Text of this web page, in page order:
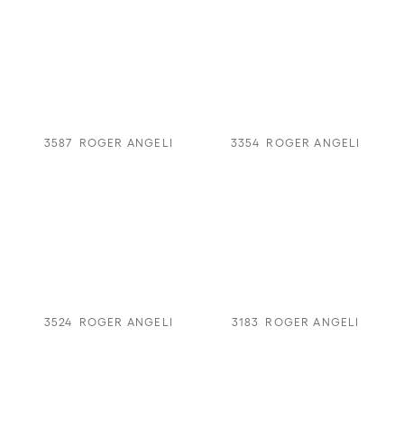
3587 ROGER ANGELI 3354 ROGER ANGELI
3524 ROGER ANGELI 3183 ROGER ANGELI